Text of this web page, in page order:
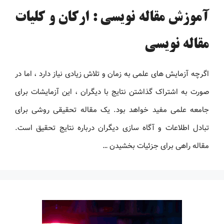
آموزش مقاله نویسی : ارکان و کلیات
مقاله نویسی
اگرچه آزمایش های علمی به زمان و تلاش زیادی نیاز دارد ، اما در
صورت به اشتراک گذاشتن نتایج با دیگران ، این آزمایشات برای
جامعه علمی مفید خواهد بود. یک مقاله تحقیقی روشی برای
تبادل اطلاعات و آگاه سازی دیگران درباره نتایج تحقیق است.
مقاله راهی برای جزئیات بخشیدن …